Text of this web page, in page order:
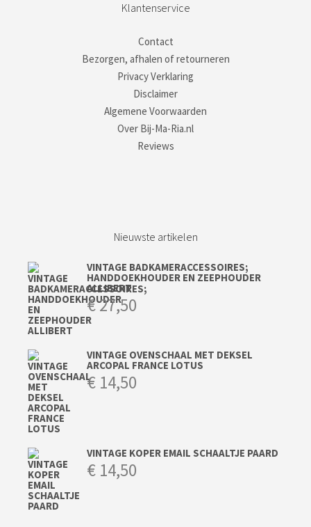
Klantenservice
Contact
Bezorgen, afhalen of retourneren
Privacy Verklaring
Disclaimer
Algemene Voorwaarden
Over Bij-Ma-Ria.nl
Reviews
Nieuwste artikelen
VINTAGE BADKAMERACCESSOIRES;
HANDDOEKHOUDER EN ZEEPHOUDER
ALLIBERT
€27,50
VINTAGE OVENSCHAAL MET DEKSEL
ARCOPAL FRANCE LOTUS
€ 14,50
VINTAGE KOPER EMAIL SCHAALTJE PAARD
€ 14,50